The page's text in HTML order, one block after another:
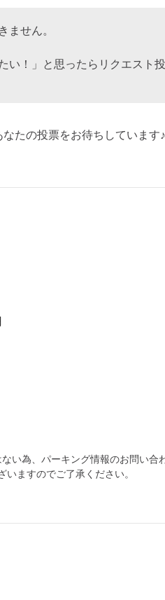
ません。
い！」と思ったらリクエスト
なたの投票をお待ちしています♪
い為、パーキング情報のお問い
ますのでご了承ください。